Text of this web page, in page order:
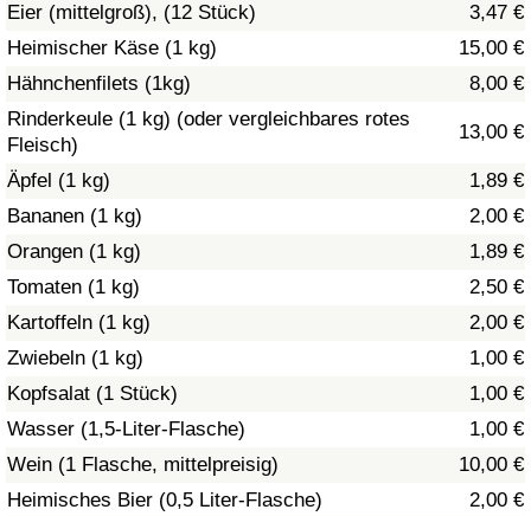
Eier (mittelgroß), (12 Stück)
3,47 €
Heimischer Käse (1 kg)
15,00 €
Hähnchenfilets (1kg)
8,00 €
Rinderkeule (1 kg) (oder vergleichbares rotes
Fleisch)
13,00 €
Äpfel (1 kg)
1,89 €
Bananen (1 kg)
2,00 €
Orangen (1 kg)
1,89 €
Tomaten (1 kg)
2,50 €
Kartoffeln (1 kg)
2,00 €
Zwiebeln (1 kg)
1,00 €
Kopfsalat (1 Stück)
1,00 €
Wasser (1,5-Liter-Flasche)
1,00 €
Wein (1 Flasche, mittelpreisig)
10,00 €
Heimisches Bier (0,5 Liter-Flasche)
2,00 €
Gesundheitsversorgungs-Index
Gesundheitsversorgungs-Index nach Land
Umweltverschmutzung
Verschmutzungsindex
Umweltverschmutzungs-Index nach Land
Verkehr
Verkehrs-Index
Verkehrs-Index (aktuell)